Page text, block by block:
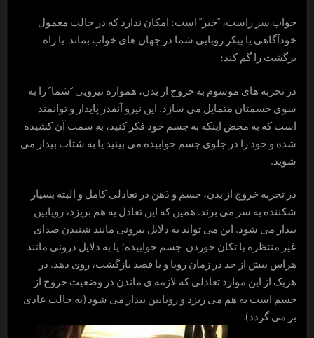
جواب سر راست، “خیر” است: امکان ندارد که در حالت معمول
خودآگاهی یا پیکر رویایی شما در جهان های خواب بماند یا راه
برگشت را گم کند:
در تجربه های موسوم به خروج از بدن، همواره نیرویی “شما” را به
سوی جسمتان متمایل می سازد. این نیرو آنقدر پایدار و توانمند
است که به محض اینکه به جسم خود فکر کنید، به سمت آن کشیده
شده و خود را در جلوی جسم خوابیده می بینید یا به شتاب بیدار می
شوید.
در تجربه خروج از بدن، جسم و ذهن در تعادلی کامل و البته بسیار
شکننده به سر می برند. همین که این تعادل به هم بریزد، رویابین
بیدار می شود. این می تواند به دلایل بیرونی مانند شنیدن صدای
غیر منتظره یا تکان خوردن جسم خوابیده؛ یا به دلایل درونی مانند
هراس بیش از حد در زمان رویا و یا قصد بازگشت، روی دهد. در
هریک از این موارد تعادلی که لازمه ی ماندن در وضعیت خروج از
جسم است به هم می ریزد و رویابین بیدار می شود (به حالت عادی
بر می گردد).